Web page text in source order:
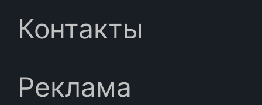
Контакты
Реклама